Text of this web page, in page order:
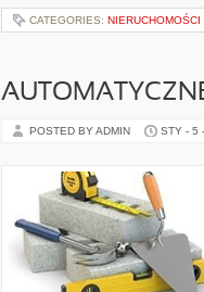
CATEGORIES: NIERUCHOMOŚCI
POSTED BY ADMIN STY - 5